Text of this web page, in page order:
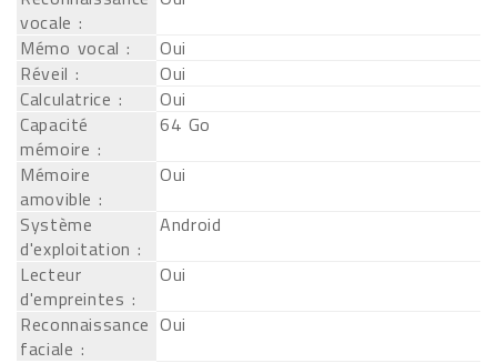
vocale :
Mémo vocal :
Oui
Réveil :
Oui
Calculatrice :
Oui
Capacité
mémoire :
64 Go
Mémoire
amovible :
Oui
Système
d'exploitation :
Android
Lecteur
d'empreintes :
Oui
Reconnaissance
faciale :
Oui